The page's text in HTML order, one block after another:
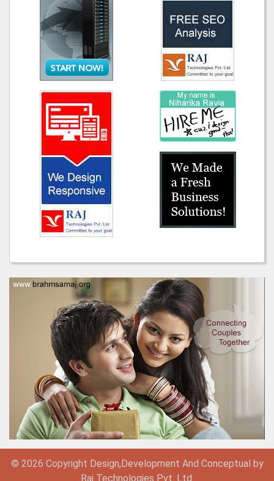
© 2026 Copyright Design,Development And Conceptual by
Raj Technologies Pvt. Ltd.